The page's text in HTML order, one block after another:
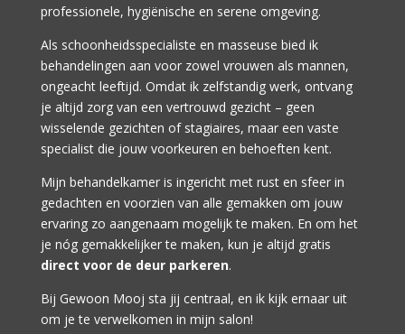
professionele, hygiënische en serene omgeving.
Als schoonheidsspecialiste en masseuse bied ik
behandelingen aan voor zowel vrouwen als mannen,
ongeacht leeftijd. Omdat ik zelfstandig werk, ontvang
je altijd zorg van een vertrouwd gezicht – geen
wisselende gezichten of stagiaires, maar een vaste
specialist die jouw voorkeuren en behoeften kent.
Mijn behandelkamer is ingericht met rust en sfeer in
gedachten en voorzien van alle gemakken om jouw
ervaring zo aangenaam mogelijk te maken. En om het
je nóg gemakkelijker te maken, kun je altijd gratis
direct voor de deur parkeren.
Bij Gewoon Mooj sta jij centraal, en ik kijk ernaar uit
om je te verwelkomen in mijn salon!